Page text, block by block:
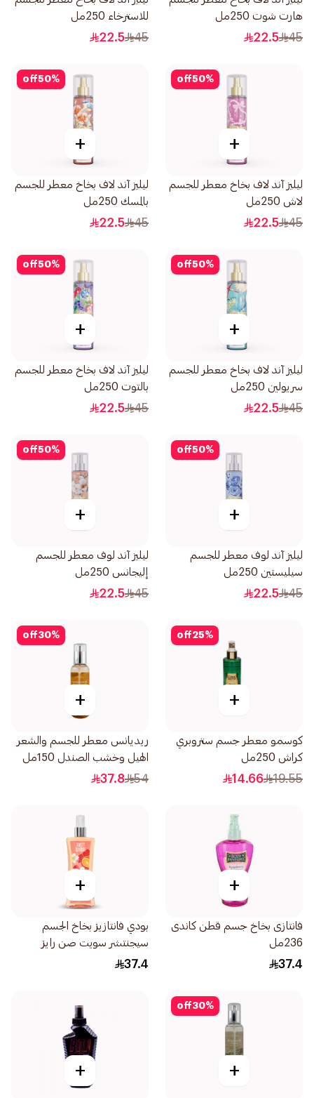
هارت شوت 250مل
45
22.5
للاسترخاء 250مل
45
22.5
50%
off
+
ليليز آند لاف بخاخ معطر للجسم
لاش 250مل
45
22.5
50%
off
+
ليليز آند لاف بخاخ معطر للجسم
بالمسك 250مل
45
22.5
50%
off
+
ليليز آند لاف بخاخ معطر للجسم
سريولين 250مل
45
22.5
50%
off
+
ليليز آند لاف بخاخ معطر للجسم
بالتوت 250مل
45
22.5
50%
off
+
ليليز آند لوف معطر للجسم
سيليستين 250مل
45
22.5
50%
off
+
ليليز آند لوف معطر للجسم
إليجانس 250مل
45
22.5
25%
off
+
كوسمو معطر جسم ستروبري
كراش 250مل
19.55
14.66
30%
off
+
ريديانس معطر للجسم والشعر
الهيل وخشب الصندل 150مل
54
37.8
+
فانتازى بخاخ جسم قطن كاندى
236مل
37.4
+
بودي فانتازيز بخاخ الجسم
سيجنتشر سويت صن رايز
236مل
37.4
30%
off
+
+